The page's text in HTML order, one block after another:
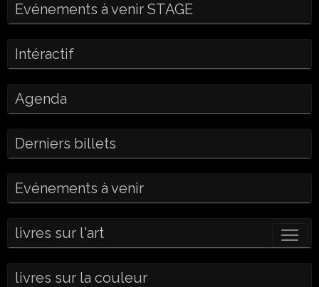
Evénements à venir STAGE
Intéractif
Agenda
Derniers billets
Evénements à venir
livres sur l'art
livres sur la couleur